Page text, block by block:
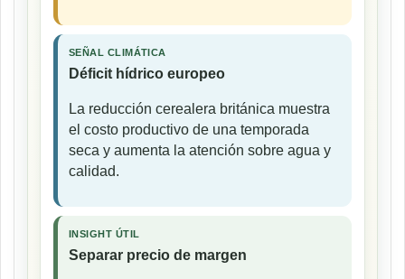
SEÑAL CLIMÁTICA
Déficit hídrico europeo
La reducción cerealera británica muestra
el costo productivo de una temporada
seca y aumenta la atención sobre agua y
calidad.
INSIGHT ÚTIL
Separar precio de margen